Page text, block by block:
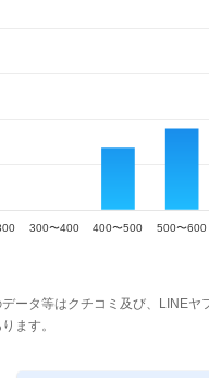
ータ等はクチコミ及び、LINE
ます。